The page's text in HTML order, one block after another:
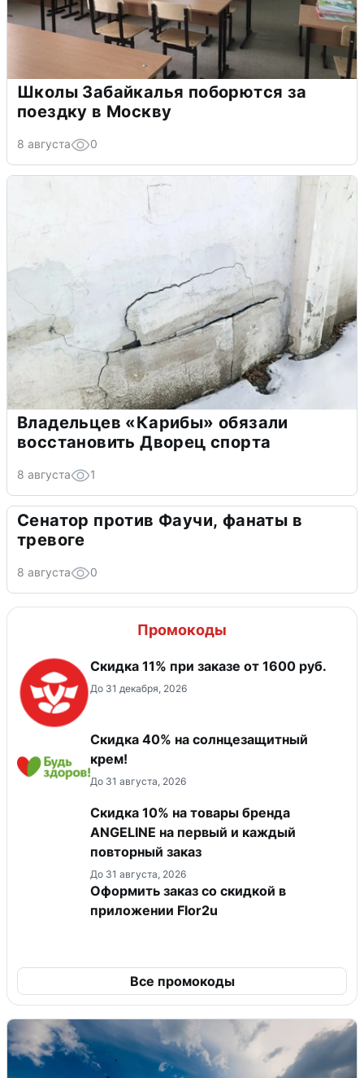
Школы Забайкалья поборются за
поездку в Москву
8 августа 0
Владельцев «Карибы» обязали
восстановить Дворец спорта
8 августа 1
Сенатор против Фаучи, фанаты в
тревоге
8 августа 0
Промокоды
Скидка 11% при заказе от 1600 руб.
До 31 декабря, 2026
Скидка 40% на солнцезащитный
крем!
До 31 августа, 2026
Скидка 10% на товары бренда
ANGELINE на первый и каждый
повторный заказ
До 31 августа, 2026
Оформить заказ со скидкой в
приложении Flor2u
Все промокоды